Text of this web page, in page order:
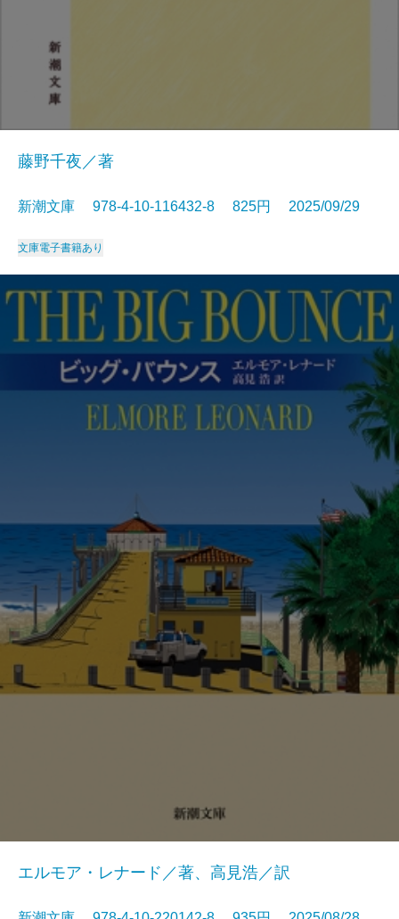
藤野千夜／著
新潮文庫 978-4-10-116432-8 825円 2025/09/29
文庫電子書籍あり
エルモア・レナード／著、高見浩／訳